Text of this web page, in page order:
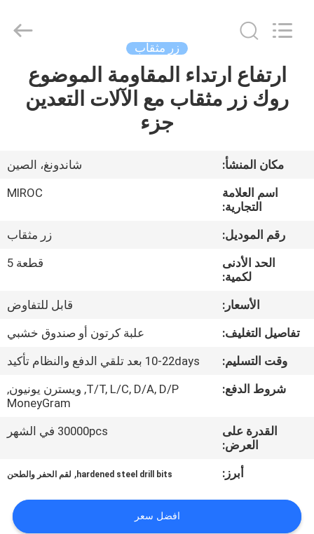
الصفحة
الرئيسية
معلومات
جولة
المعمل
مراقبة
الجودة
اقتباس
Reserved.
زر مثقاب
ارتفاع ارتداء المقاومة الموضوع
روك زر مثقاب مع الآلات التعدين
جزء
مكان المنشأ:
شاندونغ، الصين
اسم العلامة
التجارية:
MIROC
رقم الموديل:
زر مثقاب
الحد الأدنى
لكمية:
قطعة 5
الأسعار:
قابل للتفاوض
تفاصيل التغليف:
علبة كرتون أو صندوق خشبي
وقت التسليم:
10-22days بعد تلقي الدفع والنظام تأكيد
شروط الدفع:
T/T, L/C, D/A, D/P, ويسترن يونيون,
MoneyGram
القدرة على
العرض:
30000pcs في الشهر
أبرز: hardened steel drill bits
, لقم الحفر والطحن
افضل سعر